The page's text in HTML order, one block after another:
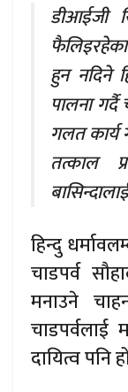
डीआईजी
हुन नदिने
पालना
गलत कार्य
तत्काल
हिन्दु
चाडपर्व
मनाउने
चाडपर्वलाई
दायित्व पनि